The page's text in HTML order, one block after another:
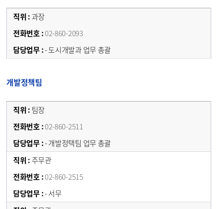
과장
02-860-2093
- 도시개발과 업무 총괄
개발정책팀
팀장
02-860-2511
- 개발정택팀 업무 총괄
주무관
02-860-2515
- 서무